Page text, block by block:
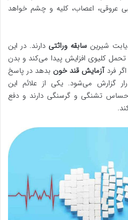
عروقی، اعصاب، کلیه و چشم خواهد
شیرین سابقه وراثتی دارند. در این
تحمل کلیوی افزایش پیدا می‌کند و بدن
فردآزمایش قند خون بدهد در پاسخ
گزارش می‌شود. یکی از علائم این
احساس تشنگی و گرسنگی دارند و دفع